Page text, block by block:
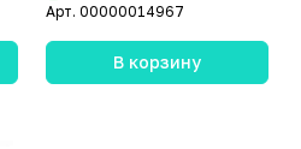
Арт. 00000014967
В корзину